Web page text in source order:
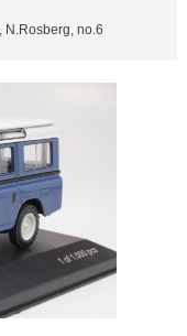
N.Rosberg, no.6